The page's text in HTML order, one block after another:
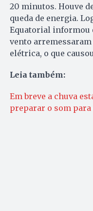
20 minutos. Houve
queda de energia.
Equatorial informou
vento
elétrica, o que
Leia também:
Em breve a chuva
preparar o som